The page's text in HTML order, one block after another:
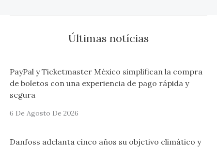
Últimas notícias
PayPal y Ticketmaster México simplifican la compra
de boletos con una experiencia de pago rápida y
segura
6 De Agosto De 2026
Danfoss adelanta cinco años su objetivo climático y